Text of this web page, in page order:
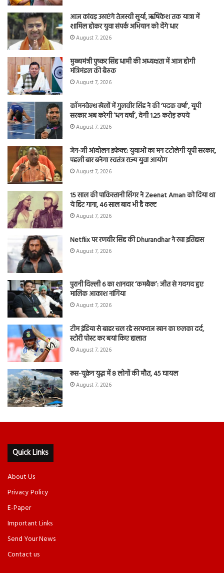
आज कांवड़ उठाएंगे तेजस्वी सूर्या, ऋषिकेश तक यात्रा में
शामिल होकर युवा संपर्क अभियान को देंगे धार
August 7, 2026
मुख्यमंत्री पुष्कर सिंह धामी की अध्यक्षता में आज होगी
मंत्रिमंडल की बैठक
August 7, 2026
कॉमनवेल्थ खेलों में गुलवीर सिंह ने की ‘पदक वर्षा’, यूपी
सरकार अब करेगी ‘धन वर्षा’, देगी 1.25 करोड़ रुपये
August 7, 2026
जेन-जी आंदोलन इफेक्ट: युवाओं का मन टटोलेगी यूपी सरकार,
पहली बार बनेगा स्वतंत्र राज्य युवा आयोग
August 7, 2026
15 साल की पाकिस्तानी सिंगर ने Zeenat Aman को दिया था
ये हिट गाना, 46 साल बाद भी है कल्ट
August 7, 2026
Netflix पर रणवीर सिंह की Dhurandhar ने रचा इतिहास
August 7, 2026
पुरानी दिल्ली 6 का शानदार ‘कमबैक’: जीत से गदगद हुए
मालिक आकाश नांगिया
August 7, 2026
टीम इंडिया से बाहर चल रहे सरफराज खान का छलका दर्द,
स्टोरी पोस्ट कर बयां किए हालात
August 7, 2026
रूस-यूक्रेन युद्ध में 8 लोगों की मौत, 45 घायल
August 7, 2026
Quick Links
About Us
Privacy Policy
E-Paper
Important Links
Send Your News
Contact us